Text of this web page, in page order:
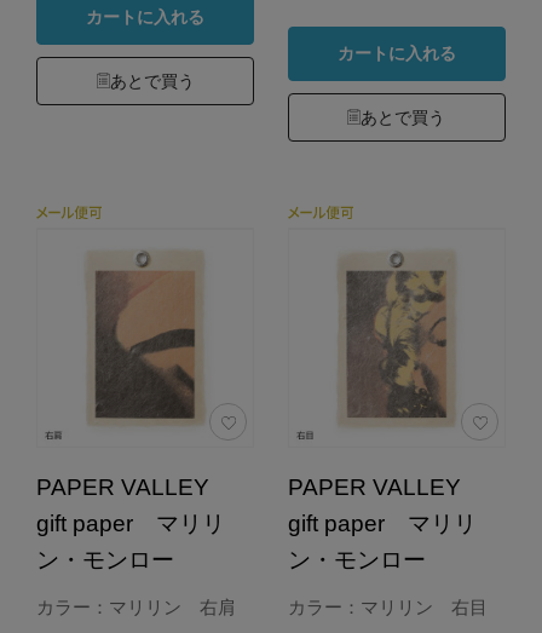
カートに入れる
あとで買う
カートに入れる
あとで買う
PAPER VALLEY
gift paper マリリ
ン・モンロー
カラー：マリリン 右肩
PAPER VALLEY
gift paper マリリ
ン・モンロー
カラー：マリリン 右目